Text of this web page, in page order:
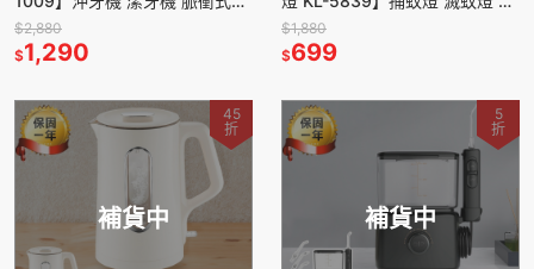
柱 IPX7級防水 牙齒清潔 沖牙器
洗牙機
$2,880
$1,290
蚊器 驅蚊 電擊捕蚊燈 USB捕蚊
燈
$1,880
$699
補貨中
45
折
補貨中
5
折